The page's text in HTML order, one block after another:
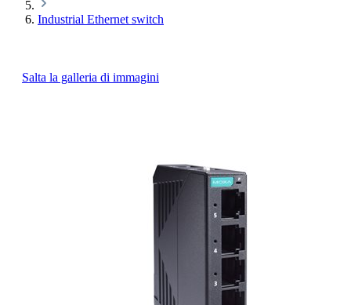
Industrial Ethernet switch
Salta la galleria di immagini